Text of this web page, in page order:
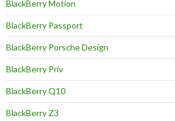
BlackBerry Motion
BlackBerry Passport
BlackBerry Porsche Design
BlackBerry Priv
BlackBerry Q10
BlackBerry Z3